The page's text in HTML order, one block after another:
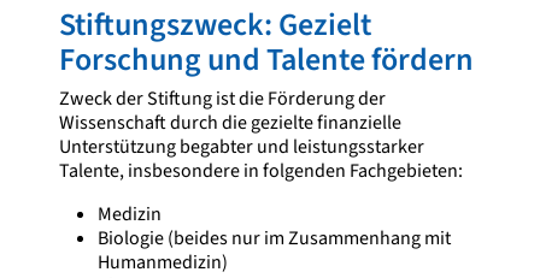
Stiftungszweck: Gezielt
Forschung und Talente fördern
Zweck der Stiftung ist die Förderung der
Wissenschaft durch die gezielte finanzielle
Unterstützung begabter und leistungsstarker
Talente, insbesondere in folgenden Fachgebieten:
Medizin
Biologie (beides nur im Zusammenhang mit
Humanmedizin)